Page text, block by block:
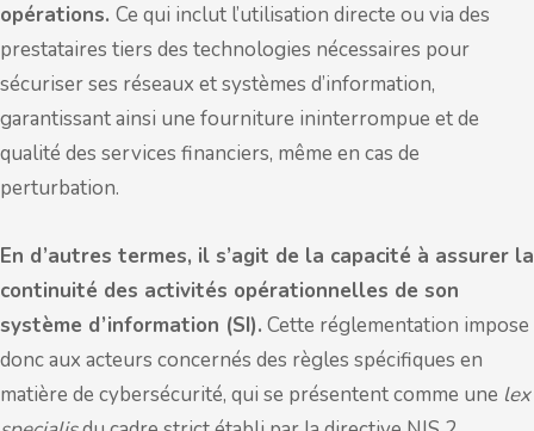
opérations. Ce qui inclut l’utilisation directe ou via des
prestataires tiers des technologies nécessaires pour
sécuriser ses réseaux et systèmes d’information,
garantissant ainsi une fourniture ininterrompue et de
qualité des services financiers, même en cas de
perturbation.
En d’autres termes, il s’agit de la capacité à assurer la
continuité des activités opérationnelles de son
système d’information (SI). Cette réglementation impose
donc aux acteurs concernés des règles spécifiques en
matière de cybersécurité, qui se présentent comme une lex